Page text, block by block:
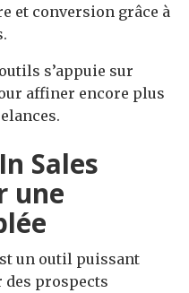
et conversion grâce à
s’appuie sur
affiner encore plus
Sales
une
un outil puissant
prospects